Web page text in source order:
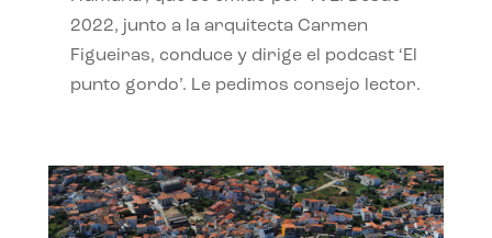
2022, junto a la arquitecta Carmen
Figueiras, conduce y dirige el podcast ‘El
punto gordo’. Le pedimos consejo lector.